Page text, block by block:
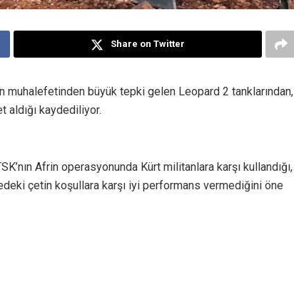
Share on Twitter
muhalefetinden büyük tepki gelen Leopard 2 tanklarından,
aldığı kaydediliyor.
Afrin operasyonunda Kürt militanlara karşı kullandığı,
çetin koşullara karşı iyi performans vermediğini öne